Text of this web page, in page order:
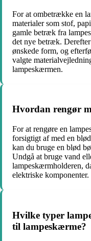
For at ombetrække en
materialer som stof,
gamle betræk fra
det nye betræk.
ønskede form, og
valgte
lampeskærmen.
Hvordan rengør
For at rengøre en
forsigtigt af med en
kan du bruge en blød
Undgå at bruge vand
lampeskærmholderen,
elektriske komponenter.
Hvilke typer
til lampeskærme?